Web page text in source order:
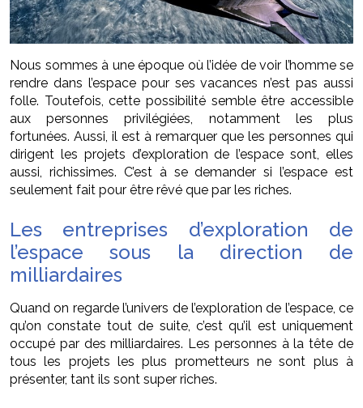
Nous sommes à une époque où l’idée de voir l’homme se
rendre dans l’espace pour ses vacances n’est pas aussi
folle. Toutefois, cette possibilité semble être accessible
aux personnes privilégiées, notamment les plus
fortunées. Aussi, il est à remarquer que les personnes qui
dirigent les projets d’exploration de l’espace sont, elles
aussi, richissimes. C’est à se demander si l’espace est
seulement fait pour être rêvé que par les riches.
Les entreprises d’exploration de
l’espace sous la direction de
milliardaires
Quand on regarde l’univers de l’exploration de l’espace, ce
qu’on constate tout de suite, c’est qu’il est uniquement
occupé par des milliardaires. Les personnes à la tête de
tous les projets les plus prometteurs ne sont plus à
présenter, tant ils sont super riches.